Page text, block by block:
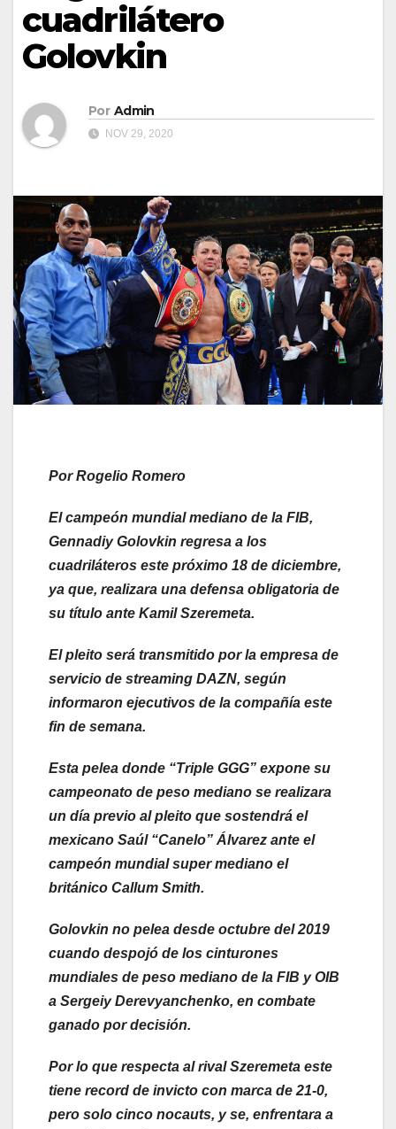
cuadrilátero
Golovkin
Por Admin
NOV 29, 2020
Por Rogelio Romero
El campeón mundial mediano de la FIB,
Gennadiy Golovkin regresa a los
cuadriláteros este próximo 18 de diciembre,
ya que, realizara una defensa obligatoria de
su título ante Kamil Szeremeta.
El pleito será transmitido por la empresa de
servicio de streaming DAZN, según
informaron ejecutivos de la compañía este
fin de semana.
Esta pelea donde “Triple GGG” expone su
campeonato de peso mediano se realizara
un día previo al pleito que sostendrá el
mexicano Saúl “Canelo” Álvarez ante el
campeón mundial super mediano el
británico Callum Smith.
Golovkin no pelea desde octubre del 2019
cuando despojó de los cinturones
mundiales de peso mediano de la FIB y OIB
a Sergeiy Derevyanchenko, en combate
ganado por decisión.
Por lo que respecta al rival Szeremeta este
tiene record de invicto con marca de 21-0,
pero solo cinco nocauts, y se, enfrentara a